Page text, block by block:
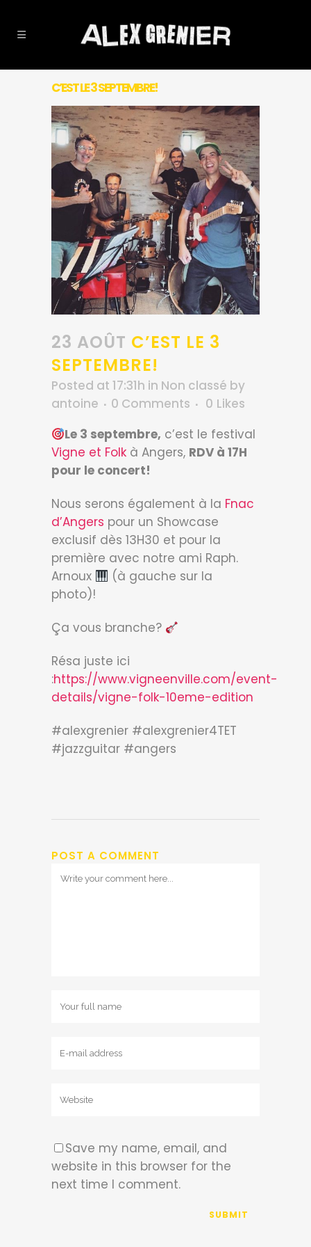
C’EST LE 3 SEPTEMBRE!
23 AOÛT C’EST LE 3
SEPTEMBRE!
Posted at 17:31h in Non classé by
antoine
0 Comments 0 Likes
Le 3 septembre, c’est le festival
Vigne et Folk à Angers, RDV à 17H
pour le concert!
Nous serons également à la Fnac
d’Angers pour un Showcase
exclusif dès 13H30 et pour la
première avec notre ami Raph.
Arnoux
(à gauche sur la
photo)!
Ça vous branche?
Résa juste ici
:https://www.vigneenville.com/event-
details/vigne-folk-10eme-edition
#alexgrenier #alexgrenier4TET
#jazzguitar #angers
POST A COMMENT
Save my name, email, and
website in this browser for the
next time I comment.